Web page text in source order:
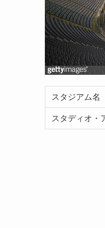
スタジアム名
スタディオ・